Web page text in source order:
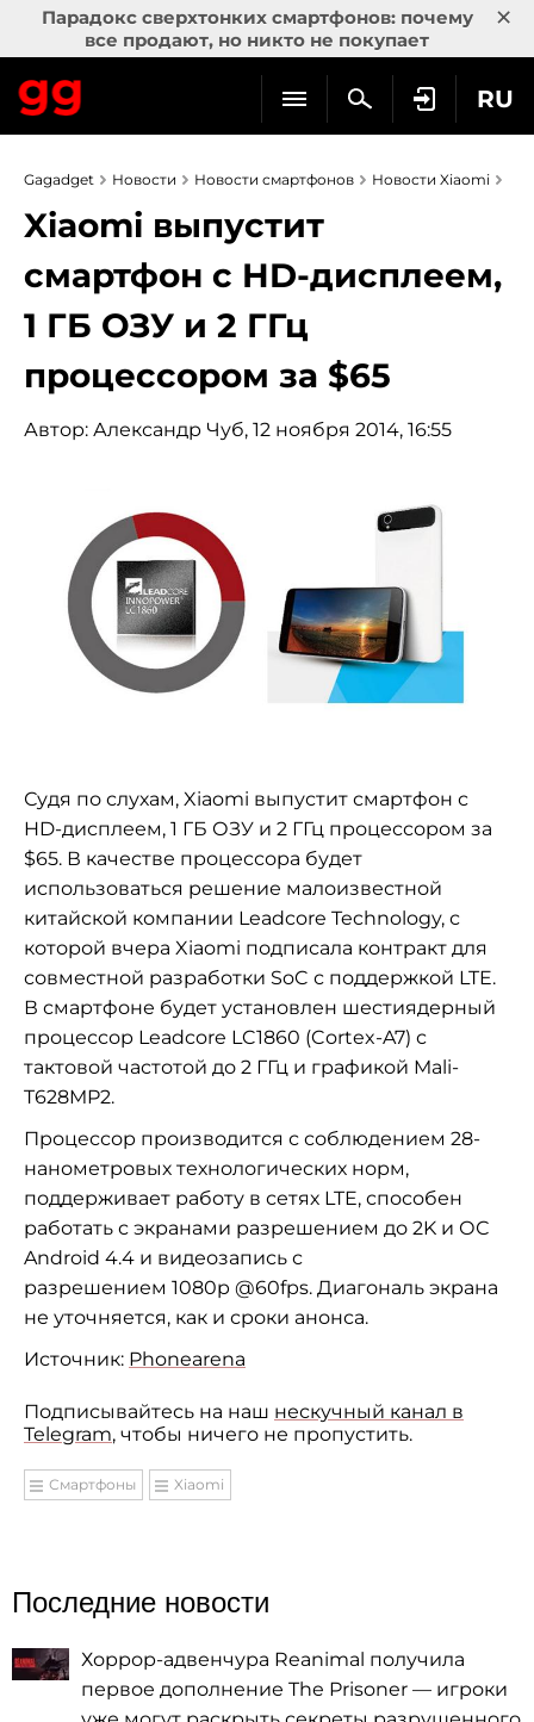
Парадокс сверхтонких смартфонов: почему
все продают, но никто не покупает
×
RU
Gagadget Новости Новости смартфонов Новости Xiaomi
Xiaomi выпустит
смартфон с HD-дисплеем,
1 ГБ ОЗУ и 2 ГГц
процессором за $65
Автор: Александр Чуб, 12 ноября 2014, 16:55
Судя по слухам, Xiaomi выпустит смартфон с
HD-дисплеем, 1 ГБ ОЗУ и 2 ГГц процессором за
$65. В качестве процессора будет
использоваться решение малоизвестной
китайской компании Leadcore Technology, с
которой вчера Xiaomi подписала контракт для
совместной разработки SoC с поддержкой LTE.
В смартфоне будет установлен шестиядерный
процессор Leadcore LC1860 (Cortex-A7) с
тактовой частотой до 2 ГГц и графикой Mali-
T628MP2.
Процессор производится с соблюдением 28-
нанометровых технологических норм,
поддерживает работу в сетях LTE, способен
работать с экранами разрешением до 2K и ОС
Android 4.4 и видеозапись с
разрешением 1080p @60fps. Диагональ экрана
не уточняется, как и сроки анонса.
Источник: Phonearena
Подписывайтесь на наш нескучный канал в
Telegram, чтобы ничего не пропустить.
Смартфоны Xiaomi
Последние новости
Хоррор-адвенчура Reanimal получила
первое дополнение The Prisoner — игроки